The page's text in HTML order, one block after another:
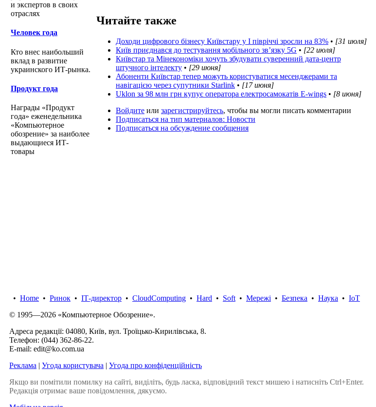
и экспертов в своих
отраслях
Человек года
Кто внес наибольший
вклад в развитие
украинского ИТ-рынка.
Продукт года
Награды «Продукт
года» еженедельника
«Компьютерное
обозрение» за наиболее
выдающиеся ИТ-
товары
Читайте также
Доходи цифрового бізнесу Київстару у I півріччі зросли на 83% • [31 июля]
Київ приєднався до тестування мобільного зв’язку 5G • [22 июля]
Київстар та Мінекономіки хочуть збудувати суверенний дата-центр
штучного інтелекту • [29 июня]
Абоненти Київстар тепер можуть користуватися месенджерами та
навігацією через супутники Starlink • [17 июня]
Uklon за 98 млн грн купує оператора електросамокатів E-wings • [8 июня]
Войдите или зарегистрируйтесь, чтобы вы могли писать комментарии
Подписаться на тип материалов: Новости
Подписаться на обсуждение сообщения
• Home • Ринок • IТ-директор • CloudComputing • Hard • Soft • Мережі • Безпека • Наука • IoT
© 1995—2026 «Компьютерное Обозрение».
Адреса редакції: 04080, Київ, вул. Троїцько-Кирилівська, 8.
Телефон: (044) 362-86-22.
E-mail: edit@ko.com.ua
Реклама | Угода користувача | Угода про конфіденційність
Якщо ви помітили помилку на сайті, виділіть, будь ласка, відповідний текст мишею і натисніть Ctrl+Enter.
Редакція отримає ваше повідомлення, дякуємо.